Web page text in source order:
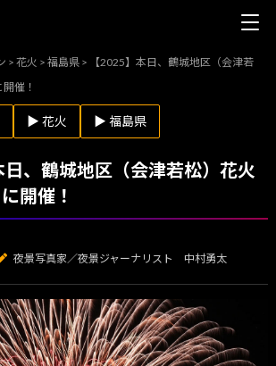
>花火 >福島県 >
【2025】本日、鶴城地区（会津若
催！
▶ 花火 ▶ 福島県
日、鶴城地区（会津若松）花火
開催！
夜景写真家／夜景ジャーナリスト 中村勇太